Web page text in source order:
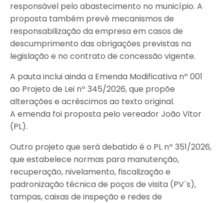
responsável pelo abastecimento no município. A
proposta também prevê mecanismos de
responsabilização da empresa em casos de
descumprimento das obrigações previstas na
legislação e no contrato de concessão vigente.
A pauta inclui ainda a Emenda Modificativa nº 001
ao Projeto de Lei nº 345/2026, que propõe
alterações e acréscimos ao texto original.
A emenda foi proposta pelo vereador João Vitor
(PL).
Outro projeto que será debatido é o PL nº 351/2026,
que estabelece normas para manutenção,
recuperação, nivelamento, fiscalização e
padronização técnica de poços de visita (PV´s),
tampas, caixas de inspeção e redes de